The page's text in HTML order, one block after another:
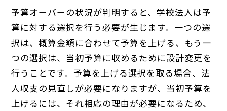
予算オーバーの状況が判明すると、学校法人は予
算に対する選択を行う必要が生じます。一つの選
択は、概算金額に合わせて予算を上げる、もう一
つの選択は、当初予算に収めるために設計変更を
行うことです。予算を上げる選択を取る場合、法
人収支の見直しが必要になりますが、当初予算を
上げるには、それ相応の理由が必要になるため、